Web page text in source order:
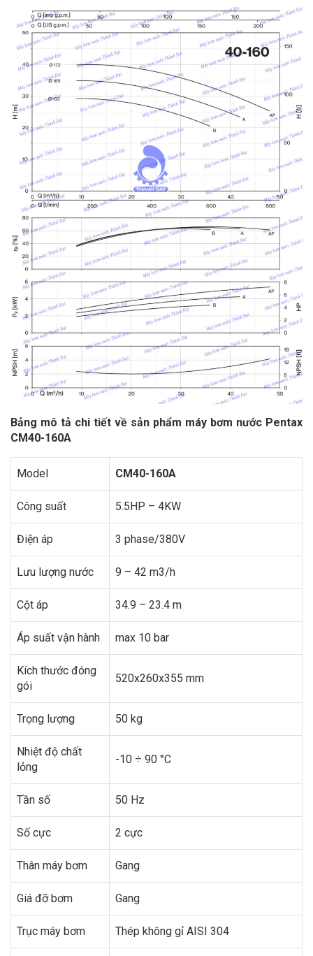
Bảng mô tả chi tiết về sản phẩm máy bơm nước Pentax
CM40-160A
Model CM40-160A
Công suất 5.5HP – 4KW
Điện áp 3 phase/380V
Lưu lượng nước 9 – 42 m3/h
Cột áp 34.9 – 23.4 m
Áp suất vận hành max 10 bar
Kích thước đóng
gói
520x260x355 mm
Trọng lượng 50 kg
Nhiệt độ chất
lỏng
-10 ÷ 90 °C
Tần số 50 Hz
Số cực 2 cực
Thân máy bơm Gang
Giá đỡ bơm Gang
Trục máy bơm Thép không gỉ AISI 304